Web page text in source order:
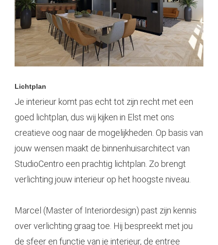
Lichtplan
Je interieur komt pas echt tot zijn recht met een
goed lichtplan, dus wij kijken in Elst met ons
creatieve oog naar de mogelijkheden. Op basis van
jouw wensen maakt de binnenhuisarchitect van
StudioCentro een prachtig lichtplan. Zo brengt
verlichting jouw interieur op het hoogste niveau.
Marcel (Master of Interiordesign) past zijn kennis
over verlichting graag toe. Hij bespreekt met jou
de sfeer en functie van je interieur, de entree